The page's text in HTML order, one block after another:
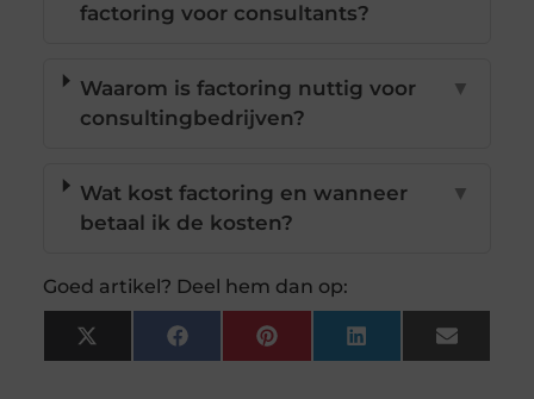
factoring voor consultants?
Waarom is factoring nuttig voor
consultingbedrijven?
▼
Wat kost factoring en wanneer
betaal ik de kosten?
▼
Goed artikel? Deel hem dan op:
X
(Twitter)
FacebookPinterestLinkedInEmail